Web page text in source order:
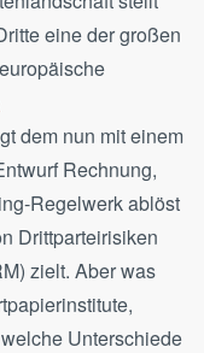
eine der großen
dem nun mit einem
Rechnung,
Regelwerk ablöst
Drittparteirisiken
zielt. Aber was
Unterschiede